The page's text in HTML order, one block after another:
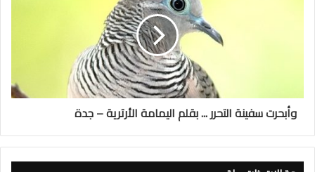
وأبحرت سفينة التحرر ... بقلم اليمامة الأرترية – جدة